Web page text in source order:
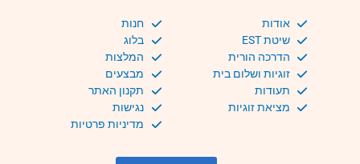
אודות
שיטת EST
הדרכה הורית
זוגיות ושלום בית
תעודות
מציאת זוגיות
חנות
בלוג
המלצות
מבצעים
תקנון האתר
נגישות
מדיניות פרטיות